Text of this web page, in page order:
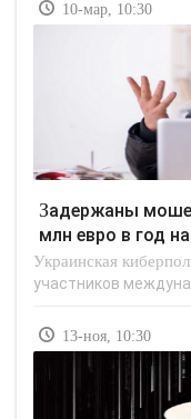
10-мар, 10:30
Задержаны мошенники, зарабатывавшие 200
млн евро в год
Украинская
участников
13-ноя, 10:30